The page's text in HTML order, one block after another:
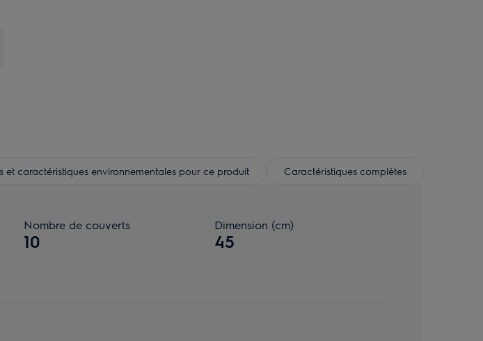
et caractéristiques environnementales pour ce produit Caractéristiques complètes
Nombre de couverts
10
Dimension (cm)
45